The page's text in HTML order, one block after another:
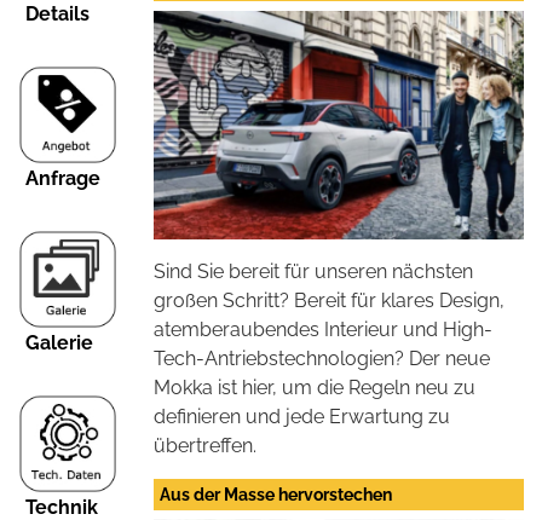
Details
Anfrage
Galerie
Technik
Sind Sie bereit für unseren nächsten
großen Schritt? Bereit für klares Design,
atemberaubendes Interieur und High-
Tech-Antriebstechnologien? Der neue
Mokka ist hier, um die Regeln neu zu
definieren und jede Erwartung zu
übertreffen.
Aus der Masse hervorstechen